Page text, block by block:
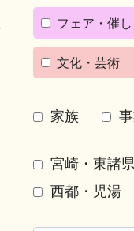
フェア・催し
文化・芸術
家族
宮崎・東諸県
西都・児湯